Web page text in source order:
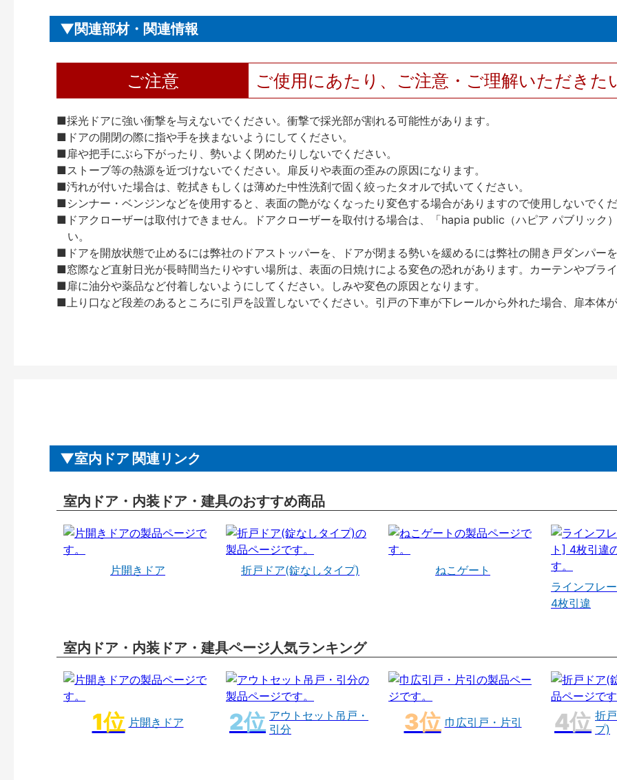
関連部材・関連情報
ご注意 ご使用にあたり、ご注意・ご理解いただきた
■採光ドアに強い衝撃を与えないでください。衝撃で採光部が割れる可能性があります。
■ドアの開閉の際に指や手を挟まないようにしてください。
■扉や把手にぶら下がったり、勢いよく閉めたりしないでください。
■ストーブ等の熱源を近づけないでください。扉反りや表面の歪みの原因になります。
■汚れが付いた場合は、乾拭きもしくは薄めた中性洗剤で固く絞ったタオルで拭いてください。
■シンナー・ベンジンなどを使用すると、表面の艶がなくなったり変色する場合がありますので使用しないでく
■ドアクローザーは取付けできません。ドアクローザーを取付ける場合は、「hapia public（ハピア パブリック
い。
■ドアを開放状態で止めるには弊社のドアストッパーを、ドアが閉まる勢いを緩めるには弊社の開き戸ダンパー
■窓際など直射日光が長時間当たりやすい場所は、表面の日焼けによる変色の恐れがあります。カーテンやブラ
■扉に油分や薬品など付着しないようにしてください。しみや変色の原因となります。
■上り口など段差のあるところに引戸を設置しないでください。引戸の下車が下レールから外れた場合、扉本体
室内ドア 関連リンク
室内ドア・内装ドア・建具のおすすめ商品
片開きドア 折戸ドア(錠なしタイプ)
ねこゲート
ラインフレ
4枚引違
室内ドア・内装ドア・建具ページ人気ランキング
片開きドア
アウトセット吊戸・
引分
巾広引戸・片引
折
プ)